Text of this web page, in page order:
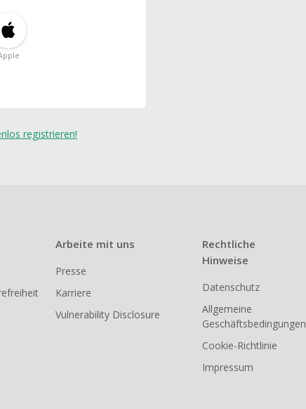
registrieren!
Arbeite mit uns
Presse
Karriere
Vulnerability Disclosure
Rechtliche
Hinweise
Datenschutz
Allgemeine
Geschäftsbedingungen
Cookie-Richtlinie
Impressum